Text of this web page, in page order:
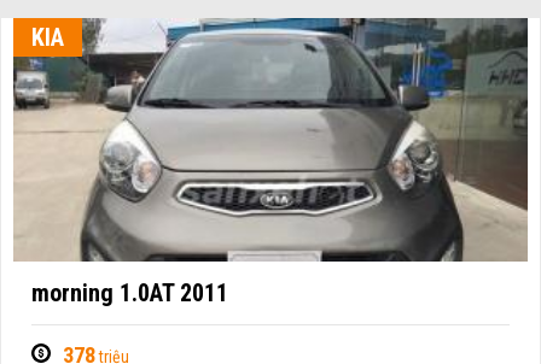
KIA
morning 1.0AT 2011
378triệu